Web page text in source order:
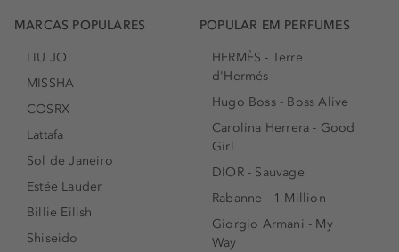
MARCAS POPULARES
LIU JO
MISSHA
COSRX
Lattafa
Sol de Janeiro
Estée Lauder
Billie Eilish
Shiseido
POPULAR EM PERFUMES
HERMÈS - Terre
d'Hermés
Hugo Boss - Boss Alive
Carolina Herrera - Good
Girl
DIOR - Sauvage
Rabanne - 1 Million
Giorgio Armani - My
Way